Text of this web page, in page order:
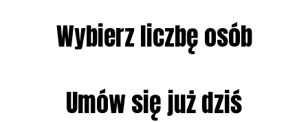
Wybierz liczbę osób
Umów się już dziś